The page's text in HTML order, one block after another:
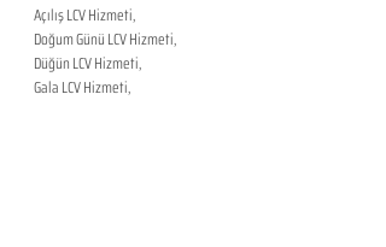
Açılış LCV Hizmeti,
Doğum Günü LCV Hizmeti,
Düğün LCV Hizmeti,
Gala LCV Hizmeti,